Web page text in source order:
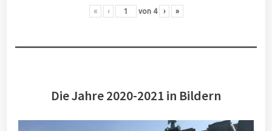
« ‹ von 4 › »
Die Jahre 2020-2021 in Bildern